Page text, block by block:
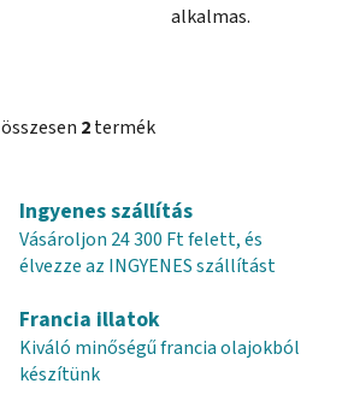
alkalmas.
L
t
a
i
á
n
y
összesen 2termék
Ingyenes szállítás
Vásároljon 24 300 Ft felett, és
élvezze az INGYENES szállítást
Francia illatok
Kiváló minőségű francia olajokból
készítünk